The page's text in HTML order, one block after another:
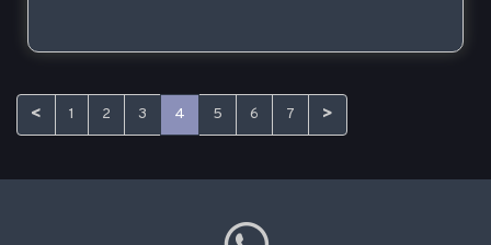
< 1 2 3 4 5 6 7 >